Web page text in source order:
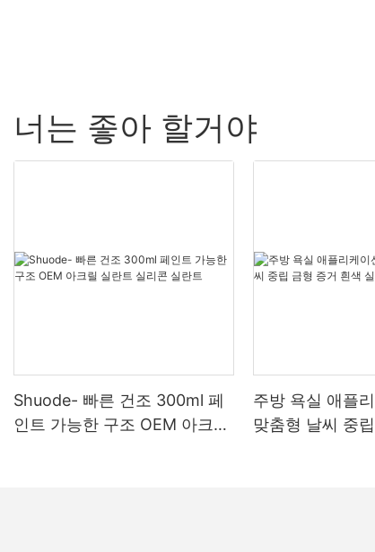
너는 좋아 할거야
Shuode- 빠른 건조 300ml 페
인트 가능한 구조 OEM 아크릴
주방 욕실 애플
맞춤형 날씨 중